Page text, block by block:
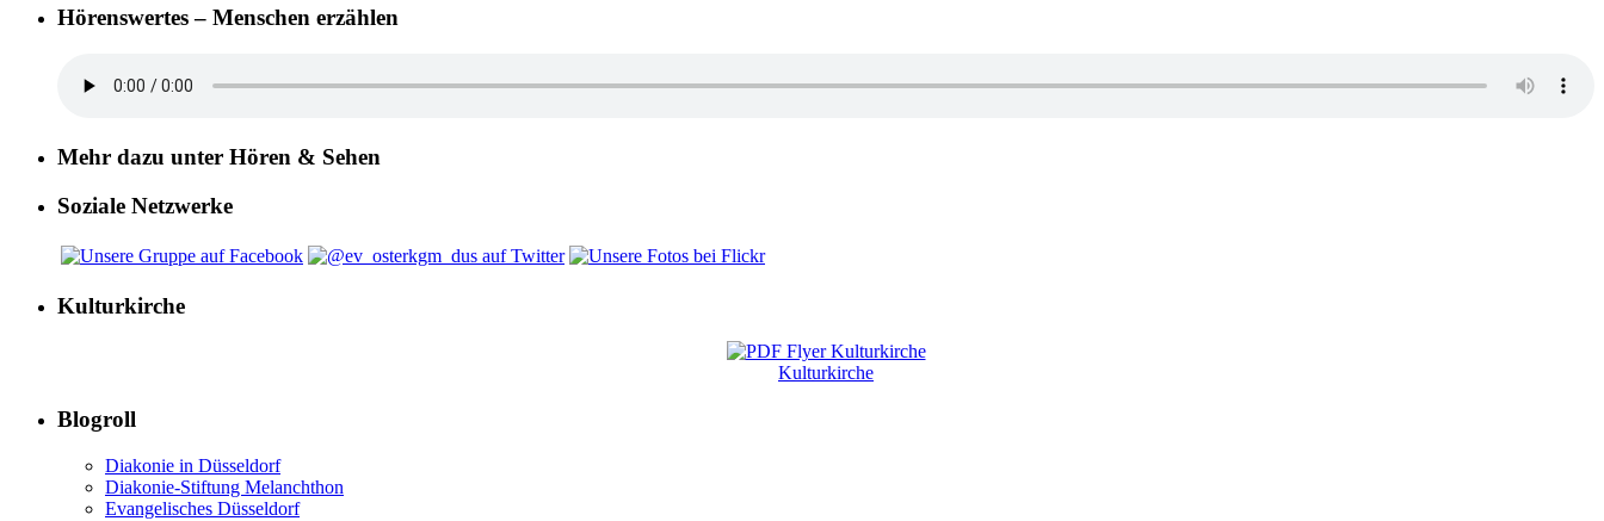
Hörenswertes – Menschen erzählen
Mehr dazu unter Hören & Sehen
Soziale Netzwerke
Kulturkirche
Kulturkirche
Blogroll
Diakonie in Düsseldorf
Diakonie-Stiftung Melanchthon
Evangelisches Düsseldorf